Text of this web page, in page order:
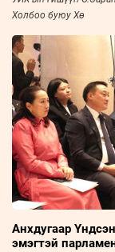
Холбоо буюу Хө
Анхдугаар
эмэгтэй